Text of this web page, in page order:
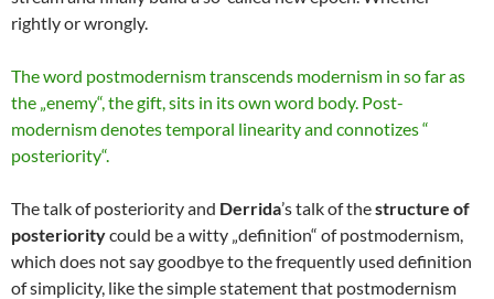
rightly or wrongly.
The word postmodernism transcends modernism in so far as
the „enemy“, the gift, sits in its own word body. Post-
modernism denotes temporal linearity and connotizes “
posteriority“.
The talk of posteriority and Derrida’s talk of thestructure of
posterioritycould be a witty „definition“ of postmodernism,
which does not say goodbye to the frequently used definition
of simplicity, like the simple statement that postmodernism